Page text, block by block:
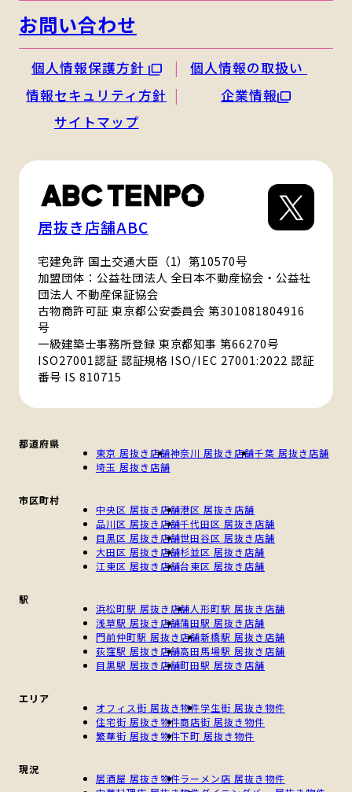
お問い合わせ
個人情報保護方針
個人情報の取扱い
情報セキュリティ方針
企業情報
サイトマップ
居抜き店舗ABC
宅建免許 国土交通大臣（1）第10570号
加盟団体：公益社団法人 全日本不動産協会・公益社
団法人 不動産保証協会
古物商許可証 東京都公安委員会 第301081804916
号
一級建築士事務所登録 東京都知事 第66270号
ISO27001認証 認証規格 ISO/IEC 27001:2022 認証
番号 IS 810715
都道府県
東京 居抜き店舗神奈川 居抜き店舗千葉 居抜き店舗
埼玉 居抜き店舗
市区町村
中央区 居抜き店舗港区 居抜き店舗
品川区 居抜き店舗千代田区 居抜き店舗
目黒区 居抜き店舗世田谷区 居抜き店舗
大田区 居抜き店舗杉並区 居抜き店舗
江東区 居抜き店舗台東区 居抜き店舗
駅
浜松町駅 居抜き店舗人形町駅 居抜き店舗
浅草駅 居抜き店舗蒲田駅 居抜き店舗
門前仲町駅 居抜き店舗新橋駅 居抜き店舗
荻窪駅 居抜き店舗高田馬場駅 居抜き店舗
目黒駅 居抜き店舗町田駅 居抜き店舗
エリア
オフィス街 居抜き物件学生街 居抜き物件
住宅街 居抜き物件商店街 居抜き物件
繁華街 居抜き物件下町 居抜き物件
現況
居酒屋 居抜き物件ラーメン店 居抜き物件